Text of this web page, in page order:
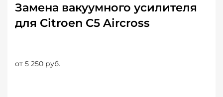
Замена вакуумного усилителя
для Citroen C5 Aircross
от 5 250 руб.